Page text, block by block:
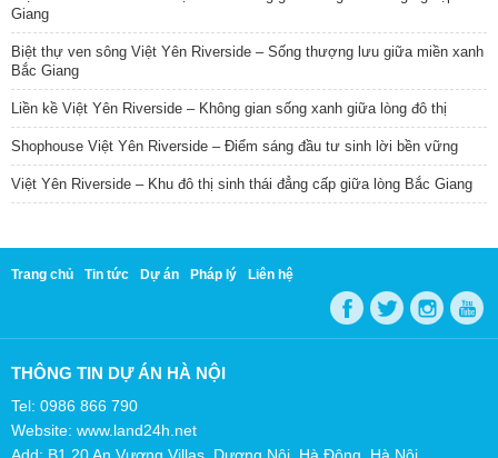
Giang
Biệt thự ven sông Việt Yên Riverside – Sống thượng lưu giữa miền xanh
Bắc Giang
Liền kề Việt Yên Riverside – Không gian sống xanh giữa lòng đô thị
Shophouse Việt Yên Riverside – Điểm sáng đầu tư sinh lời bền vững
Việt Yên Riverside – Khu đô thị sinh thái đẳng cấp giữa lòng Bắc Giang
Trang chủ Tin tức Dự án Pháp lý Liên hệ
THÔNG TIN DỰ ÁN HÀ NỘI
Tel: 0986 866 790
Website: www.land24h.net